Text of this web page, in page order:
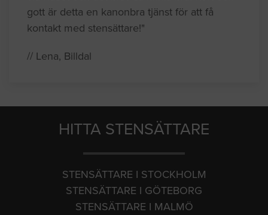
gott är detta en kanonbra tjänst för att få
kontakt med stensättare!"
// Lena, Billdal
HITTA STENSÄTTARE
STENSÄTTARE I STOCKHOLM
STENSÄTTARE I GÖTEBORG
STENSÄTTARE I MALMÖ